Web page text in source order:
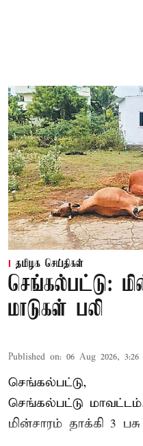
தமிழக செய்திகள்
செங்கல்பட்டு:
மாடுகள் பலி
Published on: 06 Aug 2026, 3:26
செங்கல்பட்டு,
செங்கல்பட்டு
மின்சாரம் தாக்கி 3 பசு